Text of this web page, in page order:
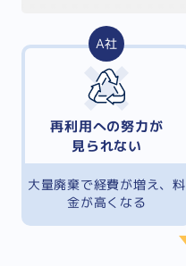
A社
再利用への努力が
見られない
大量廃棄で経費が増え、料
金が高くなる